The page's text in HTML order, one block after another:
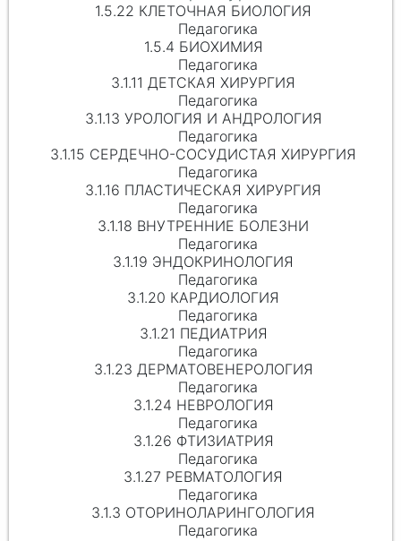
1.5.22 КЛЕТОЧНАЯ БИОЛОГИЯ
Педагогика
1.5.4 БИОХИМИЯ
Педагогика
3.1.11 ДЕТСКАЯ ХИРУРГИЯ
Педагогика
3.1.13 УРОЛОГИЯ И АНДРОЛОГИЯ
Педагогика
3.1.15 СЕРДЕЧНО-СОСУДИСТАЯ ХИРУРГИЯ
Педагогика
3.1.16 ПЛАСТИЧЕСКАЯ ХИРУРГИЯ
Педагогика
3.1.18 ВНУТРЕННИЕ БОЛЕЗНИ
Педагогика
3.1.19 ЭНДОКРИНОЛОГИЯ
Педагогика
3.1.20 КАРДИОЛОГИЯ
Педагогика
3.1.21 ПЕДИАТРИЯ
Педагогика
3.1.23 ДЕРМАТОВЕНЕРОЛОГИЯ
Педагогика
3.1.24 НЕВРОЛОГИЯ
Педагогика
3.1.26 ФТИЗИАТРИЯ
Педагогика
3.1.27 РЕВМАТОЛОГИЯ
Педагогика
3.1.3 ОТОРИНОЛАРИНГОЛОГИЯ
Педагогика